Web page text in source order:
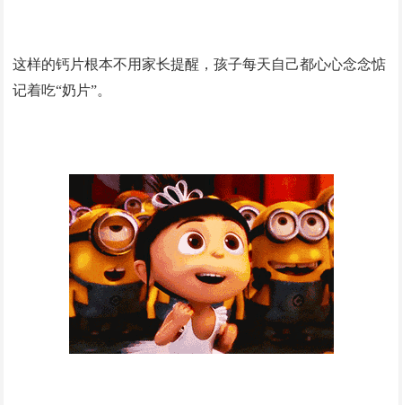
这样的钙片根本不用家长提醒，孩子每天自己都心心念念惦
记着吃“奶片”。